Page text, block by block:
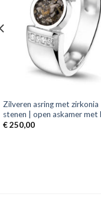
Zilveren asring met zirkonia
stenen | open askamer met
€250,00